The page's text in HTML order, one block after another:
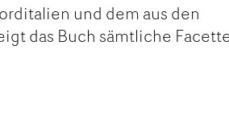
und dem aus den
das Buch sämtliche